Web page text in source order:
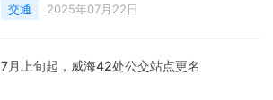
交通 2025年07月22日
7月上旬起，威海42处公交站点更名